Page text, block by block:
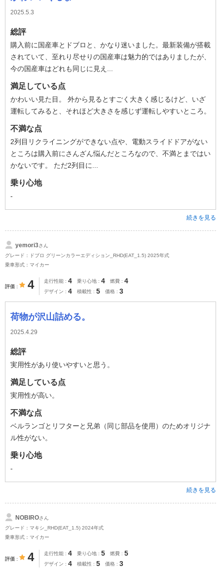
2025.5.3
総評
購入前に国産車とドブロと、かなり迷いました。最新装備が搭載
されていて、至れり尽せりの国産車は魅力的ではありましたが、
今の国産車はどれも同じに見え...
満足している点
かわいい見た目。 外から見るとすごく大きく感じるけど、いざ
運転してみると、それほど大きさを感じず運転しやすいところ。
不満な点
2列目リクライニングができない点や、電動スライドドアがない
ところは購入前にさんざん悩んだところなので、不満とまではい
かないです。 ただ2列目に...
乗り心地
-
続きを見る
yemori3さん
グレード：ドブロ グリーンカラーエディション_RHD(EAT_1.5) 2025年式
乗車形式：マイカー
評価 4 走行性能 4 乗り心地 4 燃費 4
デザイン 4 積載性 5 価格 3
荷物が沢山詰める。
2025.4.29
総評
実用性があり使いやすいと思う。
満足している点
実用性が高い。
不満な点
ベルランゴとリフターと兄弟（同じ部品を使用）のためオリジナ
ル性がない。
乗り心地
-
続きを見る
NOBIROさん
グレード：マキシ_RHD(EAT_1.5) 2024年式
乗車形式：マイカー
評価 4 走行性能 4 乗り心地 5 燃費 5
デザイン 4 積載性 5 価格 3